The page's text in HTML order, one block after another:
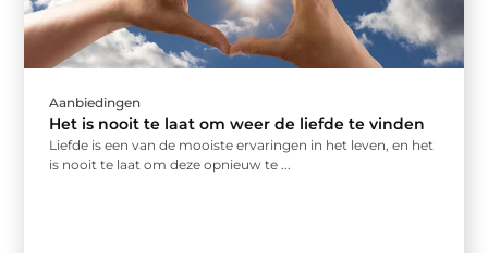
Aanbiedingen
Het is nooit te laat om weer de liefde te vinden
Liefde is een van de mooiste ervaringen in het leven, en het
is nooit te laat om deze opnieuw te ...